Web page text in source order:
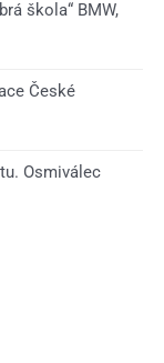
škola“ BMW,
České
Osmiválec